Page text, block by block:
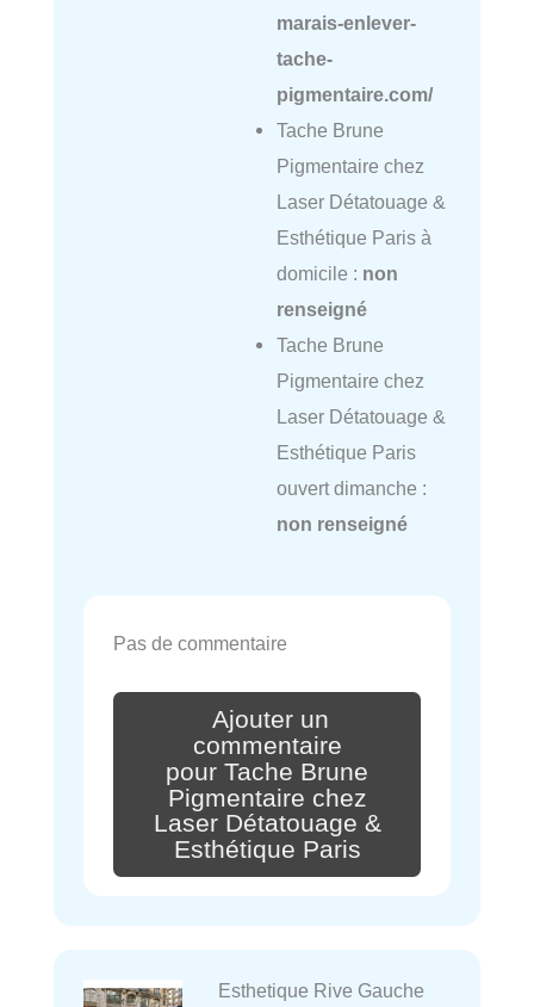
marais-enlever-
tache-
pigmentaire.com/
Tache Brune
Pigmentaire chez
Laser Détatouage &
Esthétique Paris à
domicile : non
renseigné
Tache Brune
Pigmentaire chez
Laser Détatouage &
Esthétique Paris
ouvert dimanche :
non renseigné
Pas de commentaire
Ajouter un
commentaire
pour Tache Brune
Pigmentaire chez
Laser Détatouage &
Esthétique Paris
Esthetique Rive Gauche